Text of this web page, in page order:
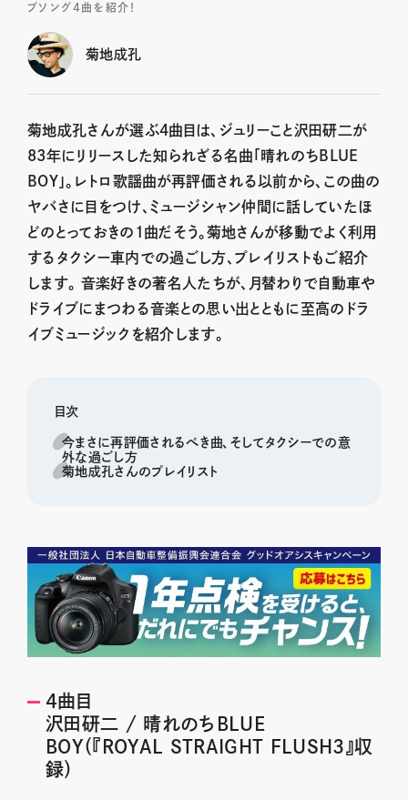
ブソング4曲を紹介！
菊地成孔
菊地成孔さんが選ぶ4曲目は、ジュリーこと沢田研二が
83年にリリースした知られざる名曲「晴れのちBLUE
BOY」。レトロ歌謡曲が再評価される以前から、この曲の
ヤバさに目をつけ、ミュージシャン仲間に話していたほ
どのとっておきの1曲だそう。菊地さんが移動でよく利用
するタクシー車内での過ごし方、プレイリストもご紹介
します。 音楽好きの著名人たちが、月替わりで自動車や
ドライブにまつわる音楽との思い出とともに至高のドラ
イブミュージックを紹介します。
目次
今まさに再評価されるべき曲、そしてタクシーでの意
外な過ごし方
菊地成孔さんのプレイリスト
4曲目
沢田研二 / 晴れのちBLUE
BOY（『ROYAL STRAIGHT FLUSH3』収
録）